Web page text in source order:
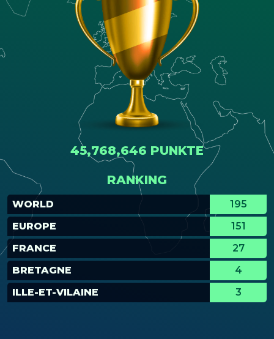
45,768,646 PUNKTE
RANKING
WORLD
195
EUROPE
151
FRANCE
27
BRETAGNE
4
ILLE-ET-VILAINE
3